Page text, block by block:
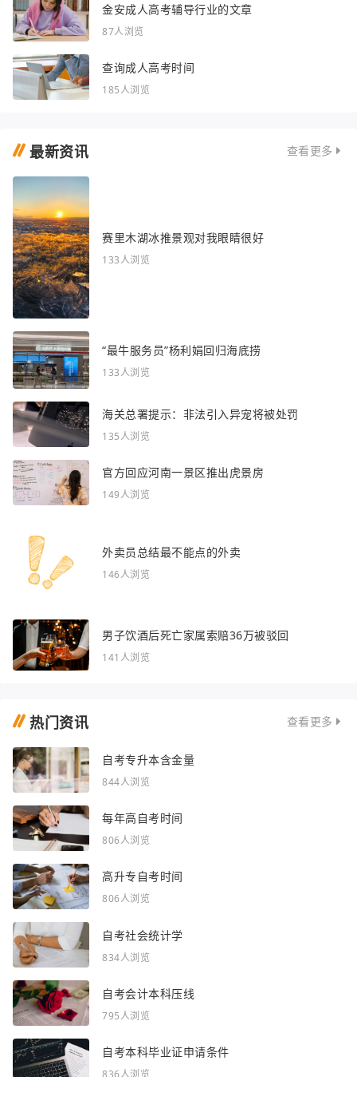
金安成人高考辅导行业的文章
87人浏览
查询成人高考时间
185人浏览
最新资讯 查看更多
赛里木湖冰推景观对我眼睛很好
133人浏览
“最牛服务员”杨利娟回归海底捞
133人浏览
海关总署提示：非法引入异宠将被处罚
135人浏览
官方回应河南一景区推出虎景房
149人浏览
外卖员总结最不能点的外卖
146人浏览
男子饮酒后死亡家属索赔36万被驳回
141人浏览
热门资讯 查看更多
自考专升本含金量
844人浏览
每年高自考时间
806人浏览
高升专自考时间
806人浏览
自考社会统计学
834人浏览
自考会计本科压线
795人浏览
自考本科毕业证申请条件
836人浏览